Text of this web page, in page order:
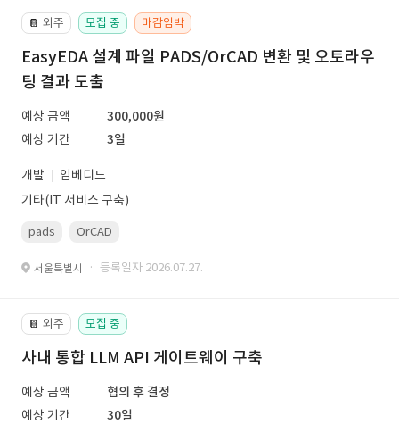
📔 외주 모집 중 마감임박
EasyEDA 설계 파일 PADS/OrCAD 변환 및 오토라우
팅 결과 도출
예상 금액
300,000원
예상 기간
3일
개발
임베디드
기타(IT 서비스 구축)
pads OrCAD
서울특별시 · 등록일자 2026.07.27.
📔 외주 모집 중
사내 통합 LLM API 게이트웨이 구축
예상 금액
협의 후 결정
예상 기간
30일